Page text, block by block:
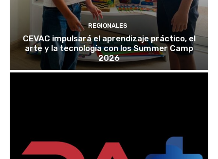
REGIONALES
CEVAC impulsará el aprendizaje práctico, el
arte y la tecnología con los Summer Camp
2026